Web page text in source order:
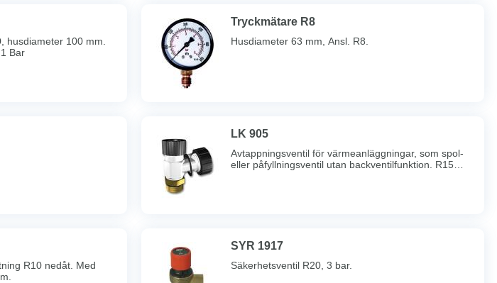
husdiameter 100 mm.
Bar
Tryckmätare R8
Husdiameter 63 mm, Ansl. R8.
LK 905
Avtappningsventil för värmeanläggningar, som spol-
eller påfyllningsventil utan backventilfunktion. R15
R10 nedåt. Med
SYR 1917
Säkerhetsventil R20, 3 bar.